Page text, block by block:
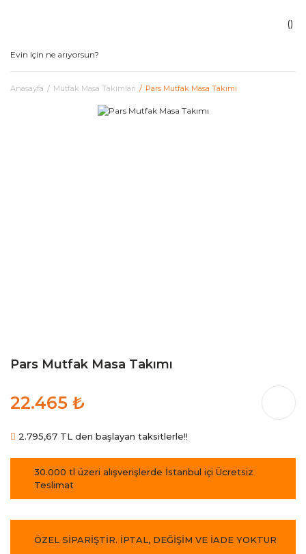
Anasayfa Mutfak Masa Takımları Pars Mutfak Masa Takımı
Pars Mutfak Masa Takımı
22.465 ₺
2.795,67 TL den başlayan taksitlerle!!
30.000 tl üzeri alışverişlerde İstanbul içi Ücretsiz
Teslimat
ÖZEL SİPARİŞTİR. İPTAL, DEĞİŞİM VE İADE YOKTUR